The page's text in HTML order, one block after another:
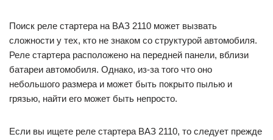
Поиск реле стартера на ВАЗ 2110 может вызвать
сложности у тех, кто не знаком со структурой автомобиля.
Реле стартера расположено на передней панели, вблизи
батареи автомобиля. Однако, из-за того что оно
небольшого размера и может быть покрыто пылью и
грязью, найти его может быть непросто.
Если вы ищете реле стартера ВАЗ 2110, то следует прежде